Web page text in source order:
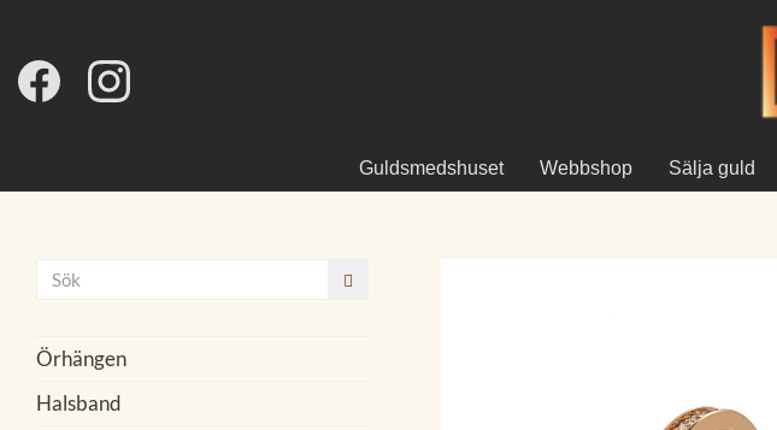
Guldsmedshuset Webbshop Sälja guld
Örhängen
Halsband